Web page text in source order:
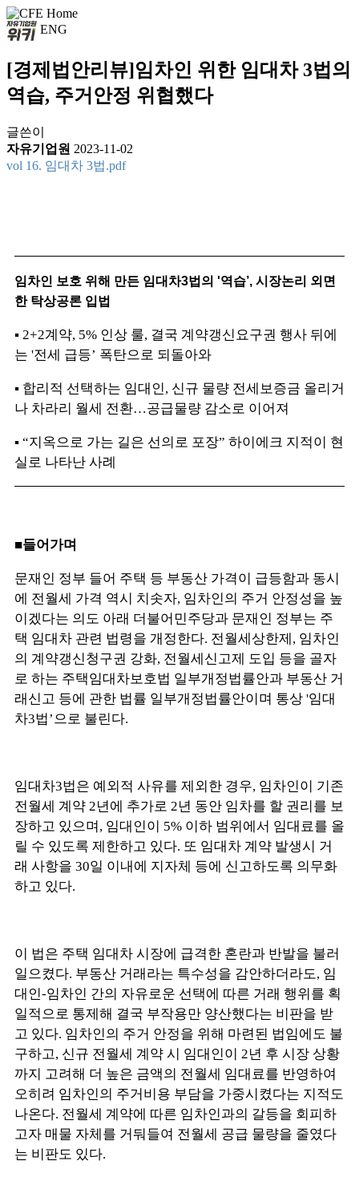
ENG
[경제법안리뷰]임차인 위한 임대차 3법의
역습, 주거안정 위협했다
글쓴이
자유기업원 2023-11-02
vol 16. 임대차 3법.pdf
임차인 보호 위해 만든 임대차3법의 '역습’, 시장논리 외면
한 탁상공론 입법
▪ 2+2계약, 5% 인상 룰, 결국 계약갱신요구권 행사 뒤에
는 '전세 급등’ 폭탄으로 되돌아와
▪ 합리적 선택하는 임대인, 신규 물량 전세보증금 올리거
나 차라리 월세 전환…공급물량 감소로 이어져
▪ “지옥으로 가는 길은 선의로 포장” 하이에크 지적이 현
실로 나타난 사례
■들어가며
문재인 정부 들어 주택 등 부동산 가격이 급등함과 동시
에 전월세 가격 역시 치솟자, 임차인의 주거 안정성을 높
이겠다는 의도 아래 더불어민주당과 문재인 정부는 주
택 임대차 관련 법령을 개정한다. 전월세상한제, 임차인
의 계약갱신청구권 강화, 전월세신고제 도입 등을 골자
로 하는 주택임대차보호법 일부개정법률안과 부동산 거
래신고 등에 관한 법률 일부개정법률안이며 통상 '임대
차3법’으로 불린다.
임대차3법은 예외적 사유를 제외한 경우, 임차인이 기존
전월세 계약 2년에 추가로 2년 동안 임차를 할 권리를 보
장하고 있으며, 임대인이 5% 이하 범위에서 임대료를 올
릴 수 있도록 제한하고 있다. 또 임대차 계약 발생시 거
래 사항을 30일 이내에 지자체 등에 신고하도록 의무화
하고 있다.
이 법은 주택 임대차 시장에 급격한 혼란과 반발을 불러
일으켰다. 부동산 거래라는 특수성을 감안하더라도, 임
대인-임차인 간의 자유로운 선택에 따른 거래 행위를 획
일적으로 통제해 결국 부작용만 양산했다는 비판을 받
고 있다. 임차인의 주거 안정을 위해 마련된 법임에도 불
구하고, 신규 전월세 계약 시 임대인이 2년 후 시장 상황
까지 고려해 더 높은 금액의 전월세 임대료를 반영하여
오히려 임차인의 주거비용 부담을 가중시켰다는 지적도
나온다. 전월세 계약에 따른 임차인과의 갈등을 회피하
고자 매물 자체를 거둬들여 전월세 공급 물량을 줄였다
는 비판도 있다.